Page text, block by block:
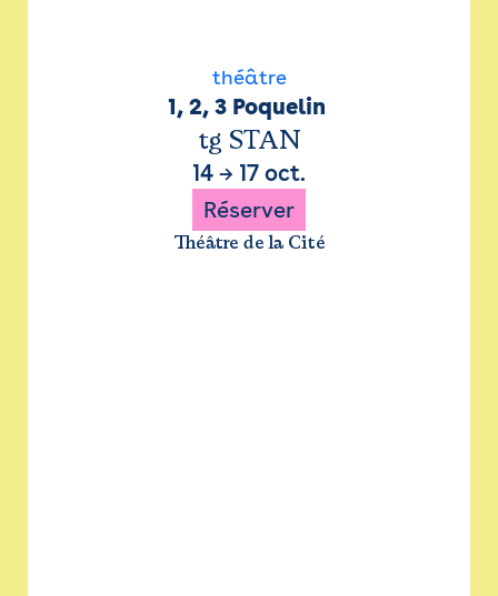
théâtre
1, 2, 3 Poquelin
tg STAN
14 → 17 oct.
Réserver
Théâtre de la Cité